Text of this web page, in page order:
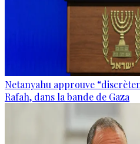
Netanyahu approuve
Rafah, dans la bande de Gaza